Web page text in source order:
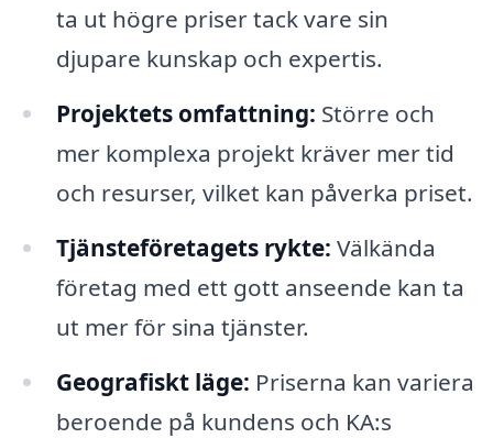
ta ut högre priser tack vare sin
djupare kunskap och expertis.
Projektets omfattning: Större och
mer komplexa projekt kräver mer tid
och resurser, vilket kan påverka priset.
Tjänsteföretagets rykte: Välkända
företag med ett gott anseende kan ta
ut mer för sina tjänster.
Geografiskt läge: Priserna kan variera
beroende på kundens och KA:s